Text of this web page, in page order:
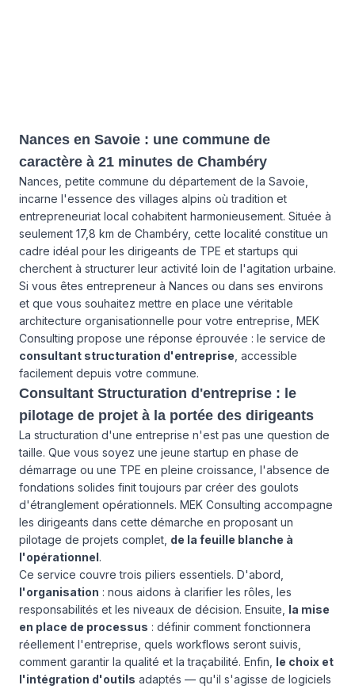
Nances en Savoie : une commune de
caractère à 21 minutes de Chambéry
Nances, petite commune du département de la Savoie,
incarne l'essence des villages alpins où tradition et
entrepreneuriat local cohabitent harmonieusement. Située à
seulement 17,8 km de Chambéry, cette localité constitue un
cadre idéal pour les dirigeants de TPE et startups qui
cherchent à structurer leur activité loin de l'agitation urbaine.
Si vous êtes entrepreneur à Nances ou dans ses environs
et que vous souhaitez mettre en place une véritable
architecture organisationnelle pour votre entreprise, MEK
Consulting propose une réponse éprouvée : le service de
consultant structuration d'entreprise , accessible
facilement depuis votre commune.
Consultant Structuration d'entreprise : le
pilotage de projet à la portée des dirigeants
La structuration d'une entreprise n'est pas une question de
taille. Que vous soyez une jeune startup en phase de
démarrage ou une TPE en pleine croissance, l'absence de
fondations solides finit toujours par créer des goulots
d'étranglement opérationnels. MEK Consulting accompagne
les dirigeants dans cette démarche en proposant un
pilotage de projets complet, de la feuille blanche à
l'opérationnel.
Ce service couvre trois piliers essentiels. D'abord,
l'organisation : nous aidons à clarifier les rôles, les
responsabilités et les niveaux de décision. Ensuite, la mise
en place de processus : définir comment fonctionnera
réellement l'entreprise, quels workflows seront suivis,
comment garantir la qualité et la traçabilité. Enfin, le choix et
l'intégration d'outils adaptés — qu'il s'agisse de logiciels